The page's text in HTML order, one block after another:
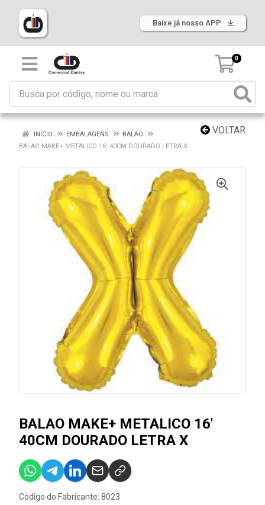
Baixe já nosso APP
0
VOLTAR
INÍCIO EMBALAGENS
BALAO
BALAO MAKE+ METALICO 16' 40CM DOURADO LETRA X
BALAO MAKE+ METALICO 16'
40CM DOURADO LETRA X
Código do Fabricante: 8023